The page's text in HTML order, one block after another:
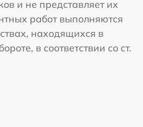
и не представляет их
работ выполняются
находящихся в
в соответствии со ст.